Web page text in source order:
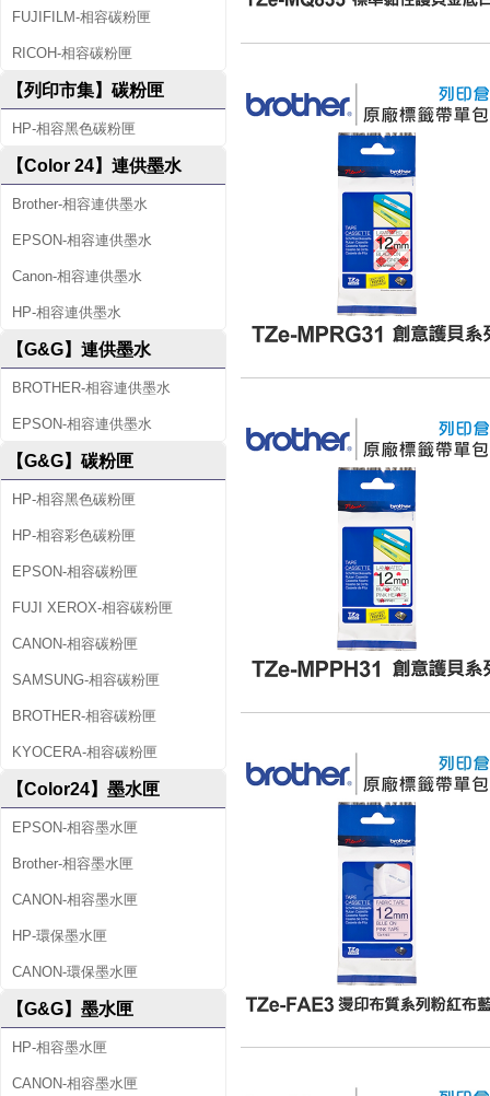
FUJIFILM-相容碳粉匣
RICOH-相容碳粉匣
【列印市集】碳粉匣
HP-相容黑色碳粉匣
【Color 24】連供墨水
Brother-相容連供墨水
EPSON-相容連供墨水
Canon-相容連供墨水
HP-相容連供墨水
【G&G】連供墨水
BROTHER-相容連供墨水
EPSON-相容連供墨水
【G&G】碳粉匣
HP-相容黑色碳粉匣
HP-相容彩色碳粉匣
EPSON-相容碳粉匣
FUJI XEROX-相容碳粉匣
CANON-相容碳粉匣
SAMSUNG-相容碳粉匣
BROTHER-相容碳粉匣
KYOCERA-相容碳粉匣
【Color24】墨水匣
EPSON-相容墨水匣
Brother-相容墨水匣
CANON-相容墨水匣
HP-環保墨水匣
CANON-環保墨水匣
【G&G】墨水匣
HP-相容墨水匣
CANON-相容墨水匣